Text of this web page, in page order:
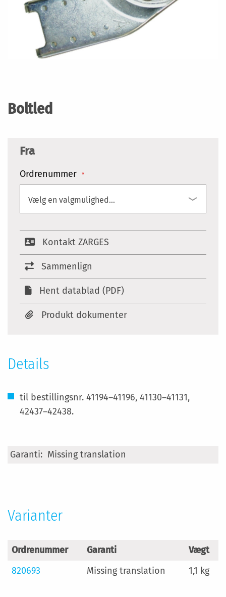
Boltled
Fra
Ordrenummer
Kontakt ZARGES
Sammenlign
Hent datablad (PDF)
Produkt dokumenter
af
Details
til bestillingsnr. 41194–41196, 41130–41131,
42437–42438.
SpecifikationerMissing translation
Varianter
Ordrenummer Garanti
Vægt
820693
Missing translation 1,1 kg